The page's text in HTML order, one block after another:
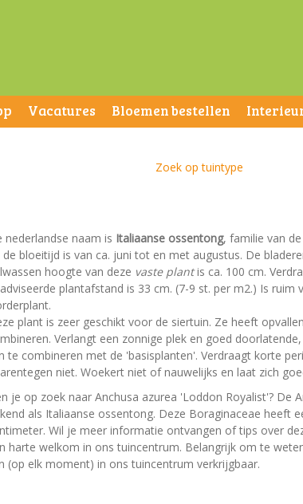
Vacatures Bloemen bestellen
Zoek op tuintype
nederlandse naam is Italiaanse ossentong, familie van
de bloeitijd is van ca. juni tot en met augustus. De
hoogte van deze vaste plantis ca. 100 cm.
plantafstand is 33 cm. (7-9 st. per m2.) Is ruim
plant is zeer geschikt voor de siertuin. Ze heeft
Verlangt een zonnige plek en goed
te combineren met de 'basisplanten'. Verdraagt korte
niet. Woekert niet of nauwelijks en laat zich
je op zoek naar Anchusa azurea 'Loddon Royalist'? De
als Italiaanse ossentong. Deze Boraginaceae heeft
Wil je meer informatie ontvangen of tips over
harte welkom in ons tuincentrum. Belangrijk om te
(op elk moment) in ons tuincentrum verkrijgbaar.